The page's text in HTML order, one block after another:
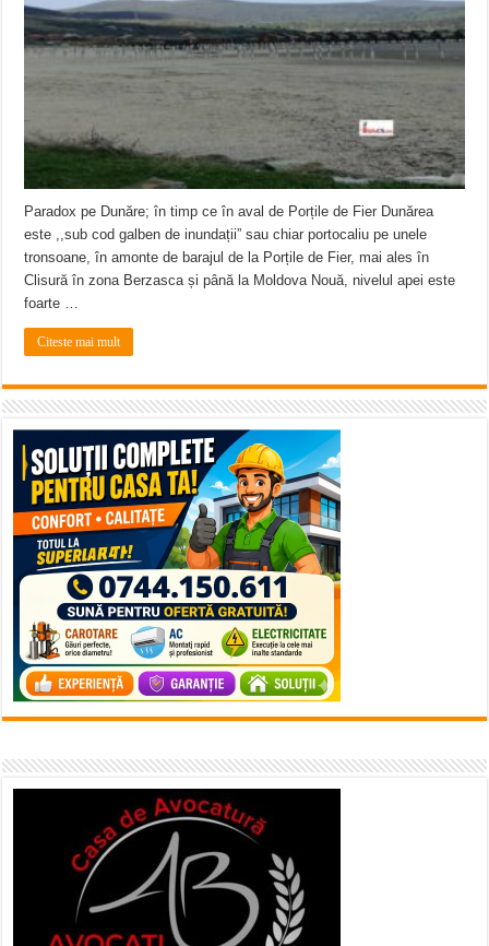
ANUNŢ OPRIRE APĂ în CARANSEBEȘ avarie
ANUNȚ OPRIRE APĂ în Reșița, cartier Țerova – avarie – 04.08.2026
Paradox pe Dunăre; în timp ce în aval de Porțile de Fier Dunărea
este ,,sub cod galben de inundații” sau chiar portocaliu pe unele
tronsoane, în amonte de barajul de la Porțile de Fier, mai ales în
Clisură în zona Berzasca și până la Moldova Nouă, nivelul apei este
foarte …
Citeste mai mult